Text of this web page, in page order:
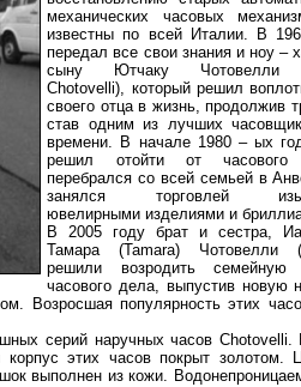
механических часовых
известны по всей Италии. В
передал все свои знания и ноу –
сыну Ютчаку Чотовелли
Chotovelli), который решил
своего отца в жизнь, продолжив
став одним из лучших
времени. В начале 1980 – ых
решил отойти от
перебрался со всей семьей в
занялся торговлей
ювелирными изделиями и
В 2005 году брат и сестра,
Тамара (Tamara) Чотовелли
решили возродить семейную
часового дела, выпустив новую
Возросшая популярность этих
серий наручных часов Chotovelli.
этих часов покрыт золотом.
выполнен из кожи.